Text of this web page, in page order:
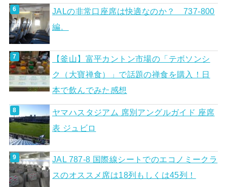
JALの非常口座席は快適なのか？ 737-800
編。
【釜山】富平カントン市場の「テボソンシ
ク（大寶禅食）」で話題の禅食を購入！日
本で飲んでみた感想
ヤマハスタジアム 席別アングルガイド 座席
表 ジュビロ
JAL 787-8 国際線シートでのエコノミークラ
スのオススメ席は18列もしくは45列！